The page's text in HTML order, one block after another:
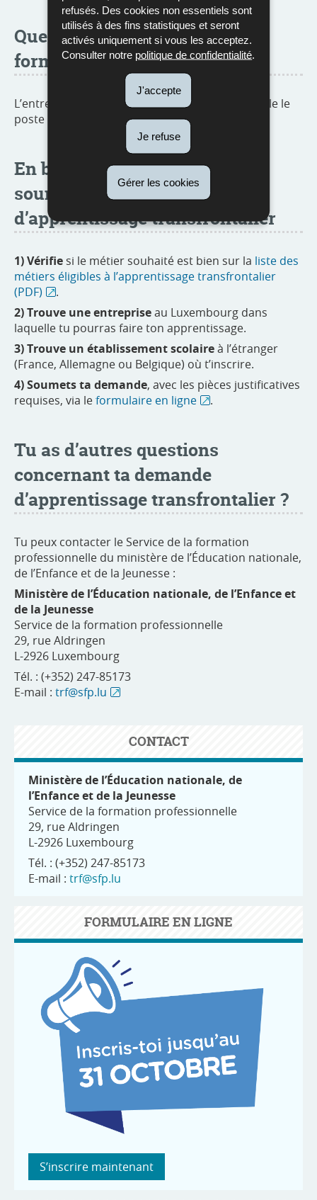
refusés. Des cookies non essentiels sont
utilisés à des fins statistiques et seront
activés uniquement si vous les acceptez.
Consulter notre politique de confidentialité
J'accepte
Je refuse
Gérer les cookies
Que doit faire l’entreprise
formatrice ?
L’entreprise formatrice doit déclarer au préalable le
poste d’apprentissage auprès de l’
En bref : étapes à suivre pour
soumettre ta demande
d’apprentissage transfrontalier
1) Vérifie si le métier souhaité est bien sur la liste des
métiers éligibles à l’apprentissage transfrontalier
(PDF)
.
2) Trouve une entrepriseau Luxembourg dans
laquelle tu pourras faire ton apprentissage.
3) Trouve un établissement scolaireà l’étranger
(France, Allemagne ou Belgique) où t’inscrire.
4) Soumets ta demande, avec les pièces justificatives
requises, via leformulaire en ligne .
Tu as d’autres questions
concernant ta demande
d’apprentissage transfrontalier ?
Tu peux contacter le Service de la formation
professionnelle du ministère de l’Éducation nationale,
de l’Enfance et de la Jeunesse :
Ministère de l’Éducation nationale, de l’Enfance et
de la Jeunesse
Service de la formation professionnelle
29, rue Aldringen
L-2926 Luxembourg
Tél. : (+352) 247-85173
E-mail : trf@sfp.lu
CONTACT
Ministère de l’Éducation nationale, de
l’Enfance et de la Jeunesse
Service de la formation professionnelle
29, rue Aldringen
L-2926 Luxembourg
Tél. : (+352) 247-85173
E-mail : trf@sfp.lu
FORMULAIRE EN LIGNE
S’inscrire maintenant